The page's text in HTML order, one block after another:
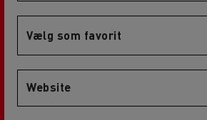
Vælg som favorit
Website